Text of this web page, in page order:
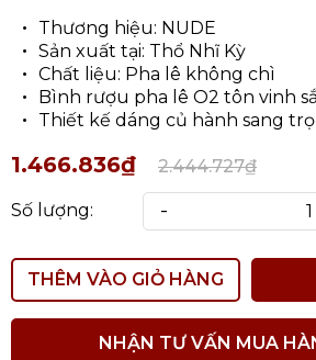
Thương hiệu: NUDE
Sản xuất tại: Thổ Nhĩ Kỳ
Chất liệu: Pha lê không chì
Bình rượu pha lê O2 tôn vinh
Thiết kế dáng củ hành sang
1.466.836₫ 2.444.727₫
Số lượng: -
THÊM VÀO GIỎ HÀNG
NHẬN TƯ VẤN MUA